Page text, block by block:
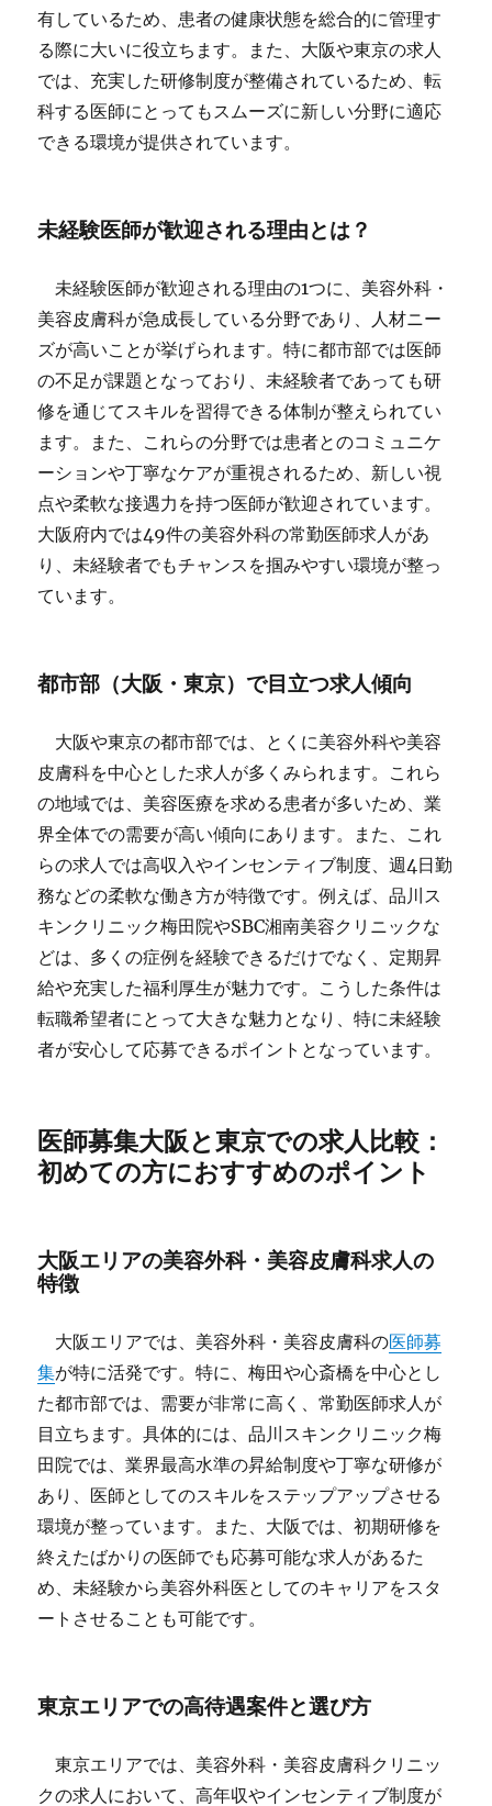
有しているため、患者の健康状態を総合的に管理す
る際に大いに役立ちます。また、大阪や東京の求人
では、充実した研修制度が整備されているため、転
科する医師にとってもスムーズに新しい分野に適応
できる環境が提供されています。
未経験医師が歓迎される理由とは？
未経験医師が歓迎される理由の1つに、美容外科・
美容皮膚科が急成長している分野であり、人材ニー
ズが高いことが挙げられます。特に都市部では医師
の不足が課題となっており、未経験者であっても研
修を通じてスキルを習得できる体制が整えられてい
ます。また、これらの分野では患者とのコミュニケ
ーションや丁寧なケアが重視されるため、新しい視
点や柔軟な接遇力を持つ医師が歓迎されています。
大阪府内では49件の美容外科の常勤医師求人があ
り、未経験者でもチャンスを掴みやすい環境が整っ
ています。
都市部（大阪・東京）で目立つ求人傾向
大阪や東京の都市部では、とくに美容外科や美容
皮膚科を中心とした求人が多くみられます。これら
の地域では、美容医療を求める患者が多いため、業
界全体での需要が高い傾向にあります。また、これ
らの求人では高収入やインセンティブ制度、週4日勤
務などの柔軟な働き方が特徴です。例えば、品川ス
キンクリニック梅田院やSBC湘南美容クリニックな
どは、多くの症例を経験できるだけでなく、定期昇
給や充実した福利厚生が魅力です。こうした条件は
転職希望者にとって大きな魅力となり、特に未経験
者が安心して応募できるポイントとなっています。
医師募集大阪と東京での求人比較：
初めての方におすすめのポイント
大阪エリアの美容外科・美容皮膚科求人の
特徴
大阪エリアでは、美容外科・美容皮膚科の医師募
集が特に活発です。特に、梅田や心斎橋を中心とし
た都市部では、需要が非常に高く、常勤医師求人が
目立ちます。具体的には、品川スキンクリニック梅
田院では、業界最高水準の昇給制度や丁寧な研修が
あり、医師としてのスキルをステップアップさせる
環境が整っています。また、大阪では、初期研修を
終えたばかりの医師でも応募可能な求人があるた
め、未経験から美容外科医としてのキャリアをスタ
ートさせることも可能です。
東京エリアでの高待遇案件と選び方
東京エリアでは、美容外科・美容皮膚科クリニッ
クの求人において、高年収やインセンティブ制度が